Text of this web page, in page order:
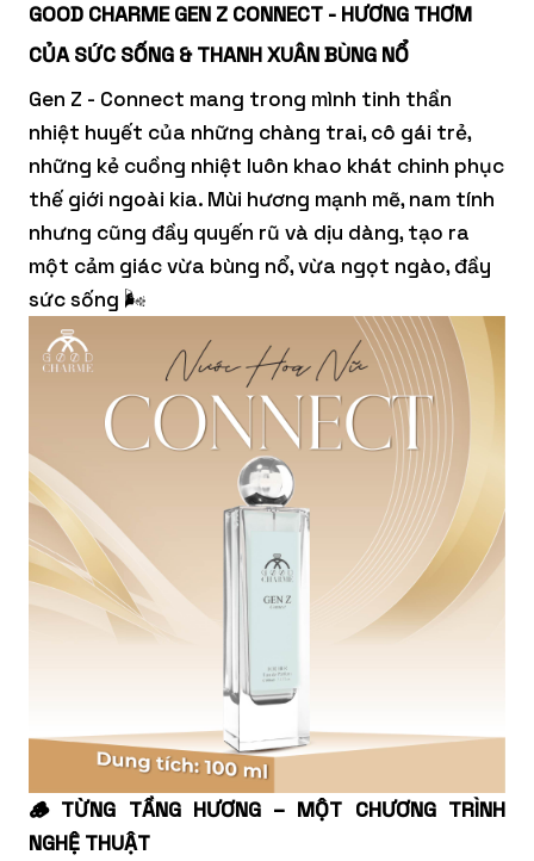
GOOD CHARME GEN Z CONNECT - HƯƠNG THƠM
CỦA SỨC SỐNG & THANH XUÂN BÙNG NỔ
Gen Z - Connect mang trong mình tinh thần
nhiệt huyết của những chàng trai, cô gái trẻ,
những kẻ cuồng nhiệt luôn khao khát chinh phục
thế giới ngoài kia. Mùi hương mạnh mẽ, nam tính
nhưng cũng đầy quyến rũ và dịu dàng, tạo ra
một cảm giác vừa bùng nổ, vừa ngọt ngào, đầy
sức sống 🌬️
🪵 TỪNG TẦNG HƯƠNG – MỘT CHƯƠNG TRÌNH
NGHỆ THUẬT